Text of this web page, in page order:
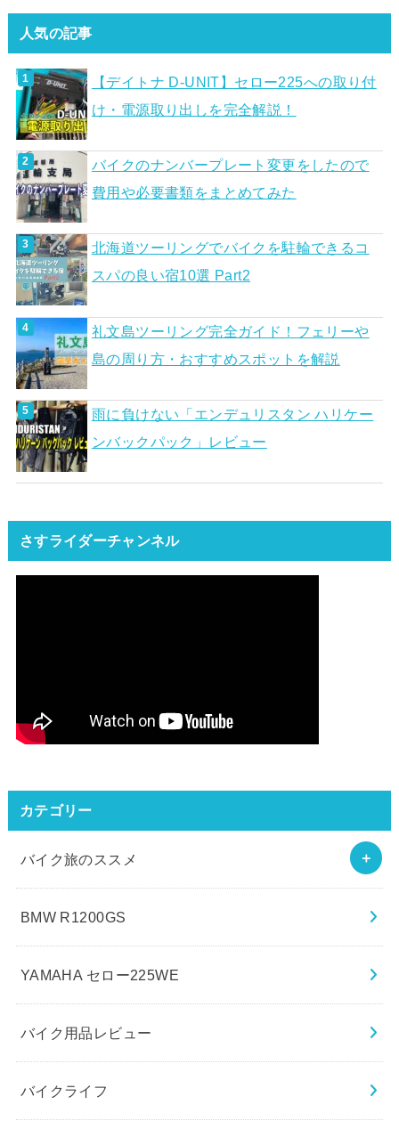
人気の記事
【デイトナ D-UNIT】セロー225への取り付
け・電源取り出しを完全解説！
バイクのナンバープレート変更をしたので
費用や必要書類をまとめてみた
北海道ツーリングでバイクを駐輪できるコ
スパの良い宿10選 Part2
礼文島ツーリング完全ガイド！フェリーや
島の周り方・おすすめスポットを解説
雨に負けない「エンデュリスタン ハリケー
ンバックパック」レビュー
さすライダーチャンネル
カテゴリー
バイク旅のススメ
BMW R1200GS
YAMAHA セロー225WE
バイク用品レビュー
バイクライフ